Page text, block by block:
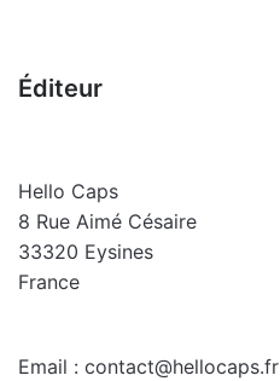
Éditeur
Hello Caps
8 Rue Aimé Césaire
33320 Eysines
France
Email : contact@hellocaps.fr